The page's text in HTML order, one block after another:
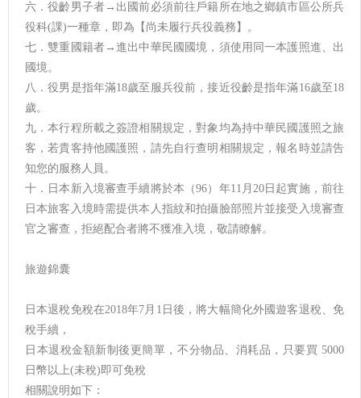
六．役齡男子者→出國前必須前往戶籍所在地之鄉鎮市區公所兵
役科(課)一種章，即為【尚未履行兵役義務】。
七．雙重國籍者→進出中華民國國境，須使用同一本護照進、出
國境。
八．役男是指年滿18歲至服兵役前，接近役齡是指年滿16歲至18
歲。
九．本行程所載之簽證相關規定，對象均為持中華民國護照之旅
客，若貴客持他國護照，請先自行查明相關規定，報名時並請告
知您的服務人員。
十．日本新入境審查手續將於本（96）年11月20日起實施，前往
日本旅客入境時需提供本人指紋和拍攝臉部照片並接受入境審查
官之審查，拒絕配合者將不獲准入境，敬請瞭解。
旅遊錦囊
日本退稅免稅在2018年7月1日後，將大幅簡化外國遊客退稅、免
稅手續，
日本退稅金額新制後更簡單，不分物品、消耗品，只要買 5000
日幣以上(未稅)即可免稅
相關說明如下：